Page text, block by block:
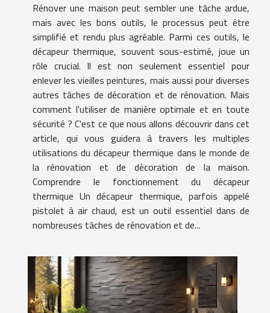
Rénover une maison peut sembler une tâche ardue,
mais avec les bons outils, le processus peut être
simplifié et rendu plus agréable. Parmi ces outils, le
décapeur thermique, souvent sous-estimé, joue un
rôle crucial. Il est non seulement essentiel pour
enlever les vieilles peintures, mais aussi pour diverses
autres tâches de décoration et de rénovation. Mais
comment l'utiliser de manière optimale et en toute
sécurité ? C'est ce que nous allons découvrir dans cet
article, qui vous guidera à travers les multiples
utilisations du décapeur thermique dans le monde de
la rénovation et de décoration de la maison.
Comprendre le fonctionnement du décapeur
thermique Un décapeur thermique, parfois appelé
pistolet à air chaud, est un outil essentiel dans de
nombreuses tâches de rénovation et de...